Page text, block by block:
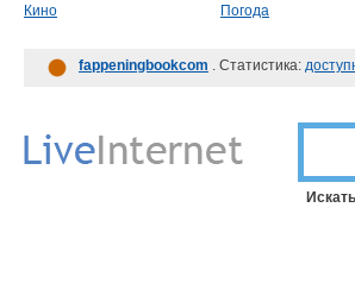
Кино
Погода
fappeningbookcom . Статистика: